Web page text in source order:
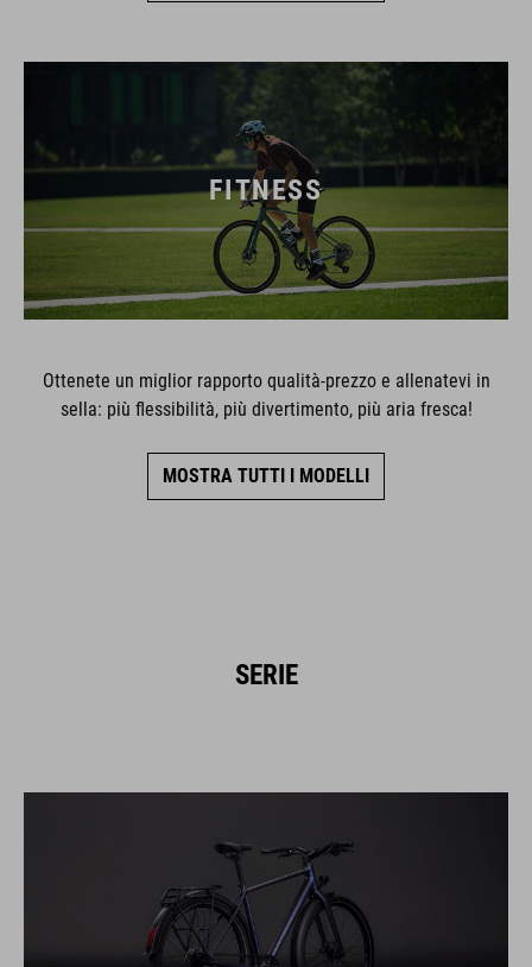
FITNESS
Ottenete un miglior rapporto qualità-prezzo e allenatevi in
sella: più flessibilità, più divertimento, più aria fresca!
MOSTRA TUTTI I MODELLI
SERIE